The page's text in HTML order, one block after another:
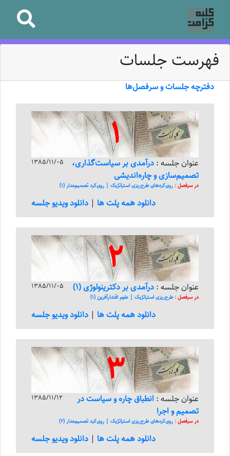
فهرست جلسات
دفترچه جلسات و سرفصل‌ها
1
1385/11/05 عنوان جلسه : درآمدی بر سیاست‌‌‌گذاری،
تصمیم‌‌‌سازی و چاره‌‌‌اندیشی
در سرفصل : روی‌کرد‌های طرح‌ریزی استراتژیک | روی‌کرد تصمیم‌مدار (1)
دانلود همه پلت ها | دانلود ویدیو جلسه
2
1385/11/05 عنوان جلسه : درآمدی بر دکترینولوژی (1)
در سرفصل :طرح‌ریزی استراتژیک | علوم اقتدار‌آفرین (1)
دانلود همه پلت ها | دانلود ویدیو جلسه
3
1385/11/12 عنوان جلسه : انطباق چاره و سیاست در
تصمیم و اجرا
در سرفصل : روی‌کرد‌های طرح‌ریزی استراتژیک | روی‌کرد تصمیم‌مدار (2)
دانلود همه پلت ها | دانلود ویدیو جلسه